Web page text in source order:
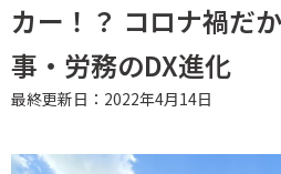
カー！？ コロナ禍だ
事・労務のDX進化
最終更新日：2022年4月14日